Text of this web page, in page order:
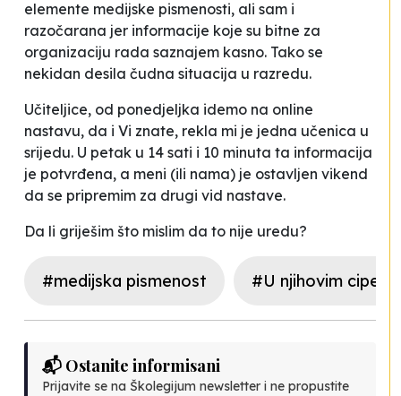
elemente medijske pismenosti, ali sam i
razočarana jer informacije koje su bitne za
organizaciju rada saznajem kasno. Tako se
nekidan desila čudna situacija u razredu.
Učiteljice, od ponedjeljka idemo na online
nastavu, da i Vi znate, rekla mi je jedna učenica u
srijedu. U petak u 14 sati i 10 minuta ta informacija
je potvrđena, a meni (ili nama) je ostavljen vikend
da se pripremim za drugi vid nastave.
Da li griješim što mislim da to nije uredu?
#medijska pismenost #U njihovim
📬 Ostanite informisani
Prijavite se na Školegijum newsletter i ne propustite